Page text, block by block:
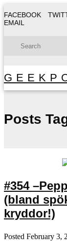
FACEBOOK
EMAIL
Posts
#354
(bland
kryddor!)
Posted February 3,